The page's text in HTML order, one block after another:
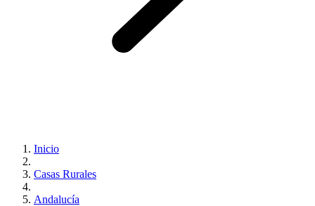
Inicio
Casas Rurales
Andalucía